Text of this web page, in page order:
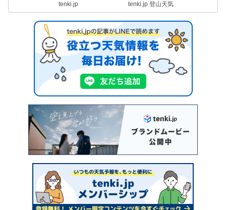
tenki.jp tenki.jp 登山天気